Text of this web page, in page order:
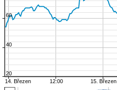
14. Březen 12:00 15. Březen
40
60
20